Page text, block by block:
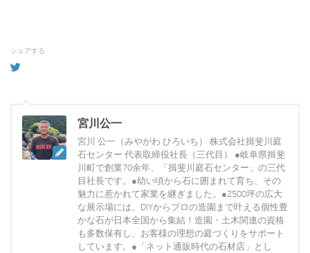
シェアする
宮川公一
宮川 公一（みやがわ ひろいち） 株式会社揖斐川庭
石センター 代表取締役社長（三代目） ●岐阜県揖斐
川町で創業70余年、「揖斐川庭石センター」の三代
目社長です。●幼い頃から石に囲まれて育ち、その
魅力に惹かれて家業を継ぎました。●2500坪の広大
な展示場には、DIYからプロの造園まで叶える個性豊
かな石が日本全国から集結！造園・土木関連の資格
も多数保有し、お客様の理想の庭づくりをサポート
しています。●「ネット通販時代の石材店」とし